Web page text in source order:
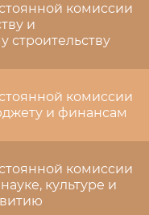
комиссии
и
строительству
комиссии
и финансам
комиссии
культуре и